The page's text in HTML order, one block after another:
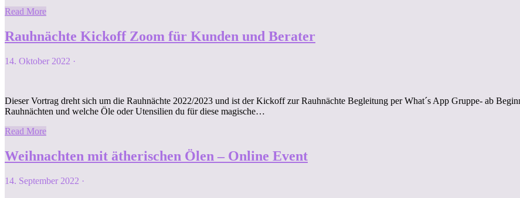
Read More
Rauhnächte Kickoff Zoom für Kunden und Berater
14. Oktober 2022 ·
Dieser Vortrag dreht sich um die Rauhnächte 2022/2023 und ist der Kickoff zur Rauhnächte Begleitung per What´s App Gruppe- ab
Rauhnächten und welche Öle oder Utensilien du für diese magische…
Read More
Weihnachten mit ätherischen Ölen – Online Event
14. September 2022 ·